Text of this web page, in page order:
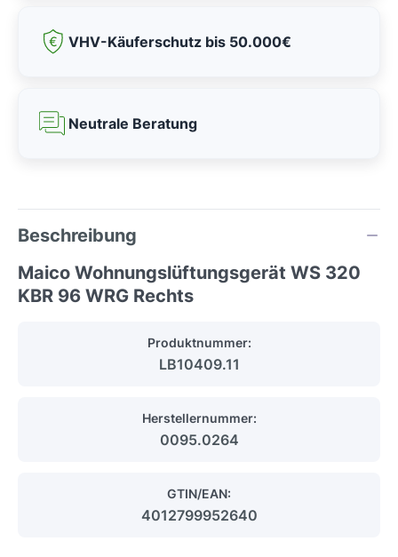
VHV-Käuferschutz bis 50.000€
Neutrale Beratung
Beschreibung
Maico Wohnungslüftungsgerät WS 320
KBR 96 WRG Rechts
Produktnummer:
LB10409.11
Herstellernummer:
0095.0264
GTIN/EAN:
4012799952640